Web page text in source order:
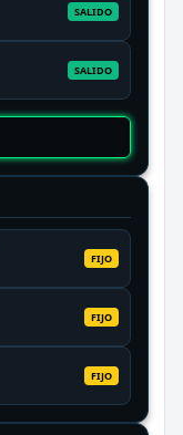
SALIDO
SALIDO
FIJO
FIJO
FIJO